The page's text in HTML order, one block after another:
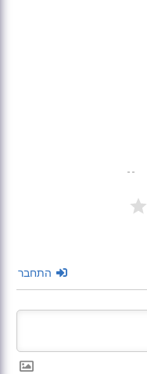
התחבר